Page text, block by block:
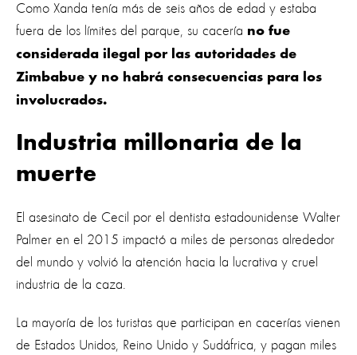
Como Xanda tenía más de seis años de edad y estaba
fuera de los límites del parque, su cacería no fue
considerada ilegal por las autoridades de
Zimbabue y no habrá consecuencias para los
involucrados.
Industria millonaria de la
muerte
El asesinato de Cecil por el dentista estadounidense Walter
Palmer en el 2015 impactó a miles de personas alrededor
del mundo y volvió la atención hacia la lucrativa y cruel
industria de la caza.
La mayoría de los turistas que participan en cacerías vienen
de Estados Unidos, Reino Unido y Sudáfrica, y pagan miles